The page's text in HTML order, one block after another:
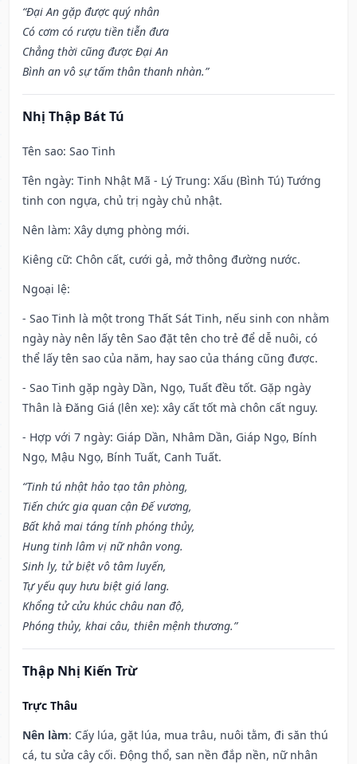
“Đại An gặp được quý nhân
Có cơm có rượu tiền tiễn đưa
Chẳng thời cũng được Đại An
Bình an vô sự tấm thân thanh nhàn.”
Nhị Thập Bát Tú
Tên sao: Sao Tinh
Tên ngày: Tinh Nhật Mã - Lý Trung: Xấu (Bình Tú) Tướng
tinh con ngựa, chủ trị ngày chủ nhật.
Nên làm: Xây dựng phòng mới.
Kiêng cữ: Chôn cất, cưới gả, mở thông đường nước.
Ngoại lệ:
- Sao Tinh là một trong Thất Sát Tinh, nếu sinh con nhằm
ngày này nên lấy tên Sao đặt tên cho trẻ để dễ nuôi, có
thể lấy tên sao của năm, hay sao của tháng cũng được.
- Sao Tinh gặp ngày Dần, Ngọ, Tuất đều tốt. Gặp ngày
Thân là Đăng Giá (lên xe): xây cất tốt mà chôn cất nguy.
- Hợp với 7 ngày: Giáp Dần, Nhâm Dần, Giáp Ngọ, Bính
Ngọ, Mậu Ngọ, Bính Tuất, Canh Tuất.
“Tinh tú nhật hảo tạo tân phòng,
Tiến chức gia quan cận Đế vương,
Bất khả mai táng tính phóng thủy,
Hung tinh lâm vị nữ nhân vong.
Sinh ly, tử biệt vô tâm luyến,
Tự yếu quy hưu biệt giá lang.
Khổng tử cửu khúc châu nan độ,
Phóng thủy, khai câu, thiên mệnh thương.”
Thập Nhị Kiến Trừ
Trực Thâu
Nên làm: Cấy lúa, gặt lúa, mua trâu, nuôi tằm, đi săn thú
cá, tu sửa cây cối. Động thổ, san nền đắp nền, nữ nhân